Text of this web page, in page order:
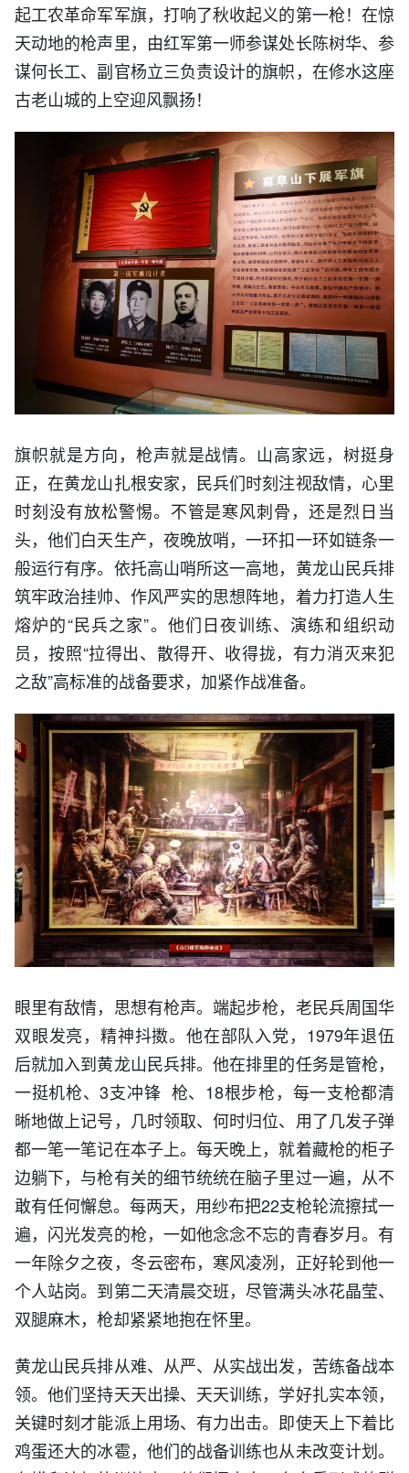
起工农革命军军旗，打响了秋收起义的第一枪！在惊
天动地的枪声里，由红军第一师参谋处长陈树华、参
谋何长工、副官杨立三负责设计的旗帜，在修水这座
古老山城的上空迎风飘扬！
旗帜就是方向，枪声就是战情。山高家远，树挺身
正，在黄龙山扎根安家，民兵们时刻注视敌情，心里
时刻没有放松警惕。不管是寒风刺骨，还是烈日当
头，他们白天生产，夜晚放哨，一环扣一环如链条一
般运行有序。依托高山哨所这一高地，黄龙山民兵排
筑牢政治挂帅、作风严实的思想阵地，着力打造人生
熔炉的“民兵之家”。他们日夜训练、演练和组织动
员，按照“拉得出、散得开、收得拢，有力消灭来犯
之敌”高标准的战备要求，加紧作战准备。
眼里有敌情，思想有枪声。端起步枪，老民兵周国华
双眼发亮，精神抖擞。他在部队入党，1979年退伍
后就加入到黄龙山民兵排。他在排里的任务是管枪，
一挺机枪、3支冲锋 枪、18根步枪，每一支枪都清
晰地做上记号，几时领取、何时归位、用了几发子弹
都一笔一笔记在本子上。每天晚上，就着藏枪的柜子
边躺下，与枪有关的细节统统在脑子里过一遍，从不
敢有任何懈怠。每两天，用纱布把22支枪轮流擦拭一
遍，闪光发亮的枪，一如他念念不忘的青春岁月。有
一年除夕之夜，冬云密布，寒风凌冽，正好轮到他一
个人站岗。到第二天清晨交班，尽管满头冰花晶莹、
双腿麻木，枪却紧紧地抱在怀里。
黄龙山民兵排从难、从严、从实战出发，苦练备战本
领。他们坚持天天出操、天天训练，学好扎实本领，
关键时刻才能派上用场、有力出击。即使天上下着比
鸡蛋还大的冰雹，他们的战备训练也从未改变计划。